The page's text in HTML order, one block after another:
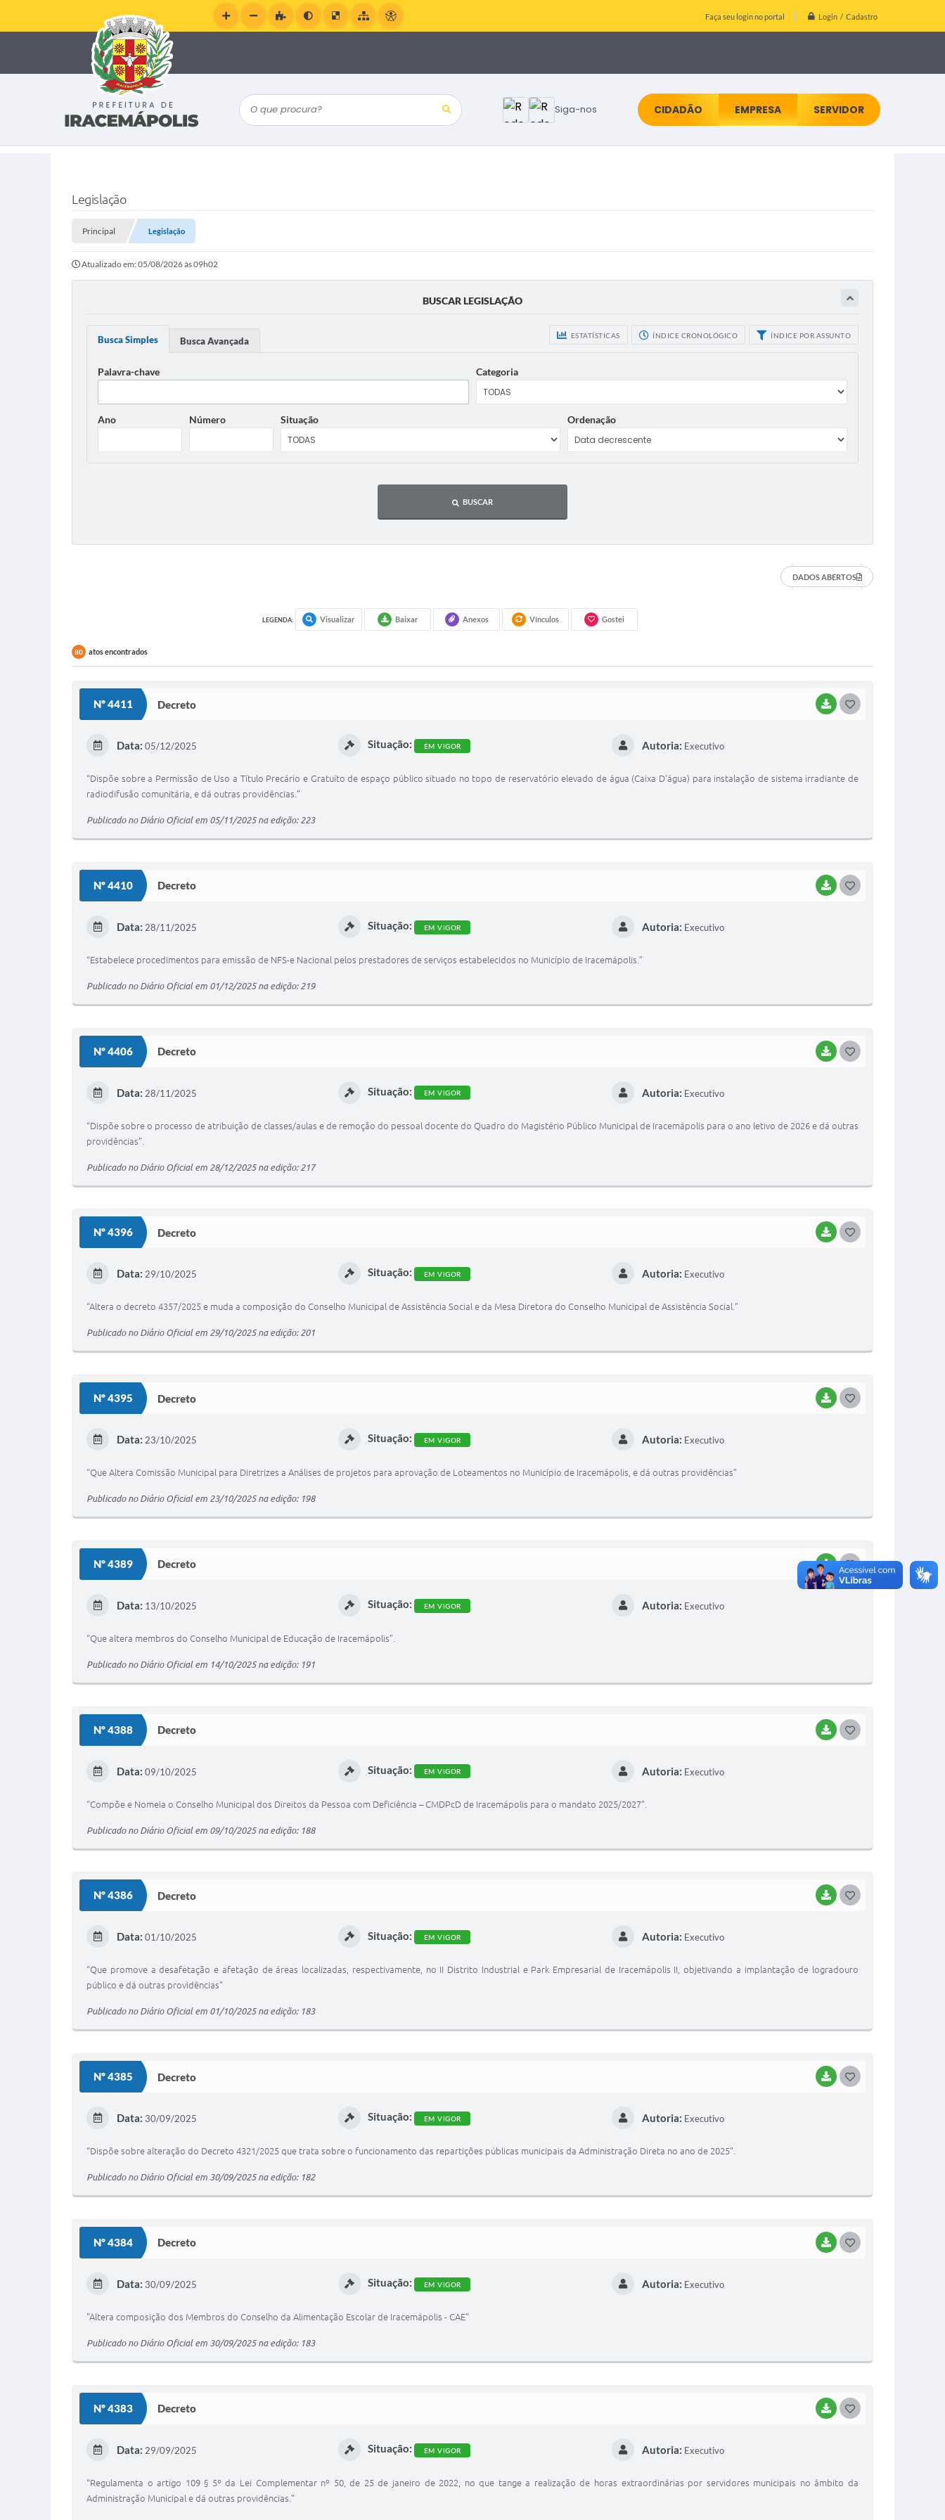
Faça seu login no portal Login / Cadastro
Siga-nos
O que procura? CIDADÃO EMPRESA SERVIDOR
Legislação
Principal Legislação
Atualizado em: 05/08/2026 às 09h02
BUSCAR LEGISLAÇÃO
ESTATÍSTICAS ÍNDICE CRONOLÓGICO ÍNDICE POR ASSUNTO
Busca Simples Busca Avançada
Palavra-chave Categoria
Ano Número Situação Ordenação
BUSCAR
DADOS ABERTOS
LEGENDA: Visualizar Baixar Anexos Vínculos Gostei
80 atos encontrados
Nº 4411 Decreto BAIXAR
Data: 05/12/2025 Situação: EM VIGOR Autoria: Executivo
“Dispõe sobre a Permissão de Uso a Título Precário e Gratuito de espaço público situado no topo de reservatório elevado de água (Caixa D'água) para instalação de sistema irradiante de
radiodifusão comunitária, e dá outras providências.”
Publicado no Diário Oficial em 05/11/2025 na edição: 223
Nº 4410 Decreto BAIXAR
Data: 28/11/2025 Situação: EM VIGOR Autoria: Executivo
“Estabelece procedimentos para emissão de NFS-e Nacional pelos prestadores de serviços estabelecidos no Município de Iracemápolis.”
Publicado no Diário Oficial em 01/12/2025 na edição: 219
Nº 4406 Decreto BAIXAR
Data: 28/11/2025 Situação: EM VIGOR Autoria: Executivo
“Dispõe sobre o processo de atribuição de classes/aulas e de remoção do pessoal docente do Quadro do Magistério Público Municipal de Iracemápolis para o ano letivo de 2026 e dá outras
providências”.
Publicado no Diário Oficial em 28/12/2025 na edição: 217
Nº 4396 Decreto BAIXAR
Data: 29/10/2025 Situação: EM VIGOR Autoria: Executivo
“Altera o decreto 4357/2025 e muda a composição do Conselho Municipal de Assistência Social e da Mesa Diretora do Conselho Municipal de Assistência Social.”
Publicado no Diário Oficial em 29/10/2025 na edição: 201
Nº 4395 Decreto BAIXAR
Data: 23/10/2025 Situação: EM VIGOR Autoria: Executivo
“Que Altera Comissão Municipal para Diretrizes a Análises de projetos para aprovação de Loteamentos no Município de Iracemápolis, e dá outras providências”
Publicado no Diário Oficial em 23/10/2025 na edição: 198
Nº 4389 Decreto BAIXAR
G
O
Data: 13/10/2025 Situação: EM VIGOR Autoria: Executivo
“Que altera membros do Conselho Municipal de Educação de Iracemápolis”.
Publicado no Diário Oficial em 14/10/2025 na edição: 191
Nº 4388 Decreto BAIXAR
Data: 09/10/2025 Situação: EM VIGOR Autoria: Executivo
“Compõe e Nomeia o Conselho Municipal dos Direitos da Pessoa com Deficiência – CMDPcD de Iracemápolis para o mandato 2025/2027”.
Publicado no Diário Oficial em 09/10/2025 na edição: 188
Nº 4386 Decreto BAIXAR
Data: 01/10/2025 Situação: EM VIGOR Autoria: Executivo
“Que promove a desafetação e afetação de áreas localizadas, respectivamente, no II Distrito Industrial e Park Empresarial de Iracemápolis II, objetivando a implantação de logradouro
público e dá outras providências”
Publicado no Diário Oficial em 01/10/2025 na edição: 183
Nº 4385 Decreto BAIXAR
Data: 30/09/2025 Situação: EM VIGOR Autoria: Executivo
“Dispõe sobre alteração do Decreto 4321/2025 que trata sobre o funcionamento das repartições públicas municipais da Administração Direta no ano de 2025”.
Publicado no Diário Oficial em 30/09/2025 na edição: 182
Nº 4384 Decreto BAIXAR
Data: 30/09/2025 Situação: EM VIGOR Autoria: Executivo
"Altera composição dos Membros do Conselho da Alimentação Escolar de Iracemápolis - CAE"
Publicado no Diário Oficial em 30/09/2025 na edição: 183
Nº 4383 Decreto BAIXAR
Data: 29/09/2025 Situação: EM VIGOR Autoria: Executivo
“Regulamenta o artigo 109 § 5º da Lei Complementar nº 50, de 25 de janeiro de 2022, no que tange a realização de horas extraordinárias por servidores municipais no âmbito da
Administração Municipal e dá outras providências.”